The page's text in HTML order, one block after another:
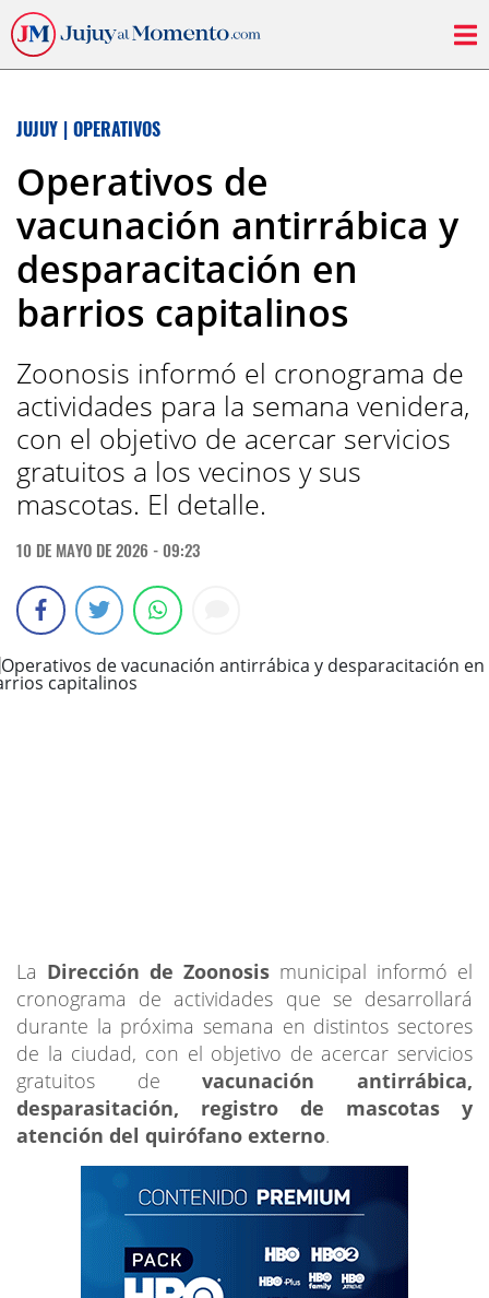
JUJUY | OPERATIVOS
Operativos de
vacunación antirrábica y
desparacitación en
barrios capitalinos
Zoonosis informó el cronograma de
actividades para la semana venidera,
con el objetivo de acercar servicios
gratuitos a los vecinos y sus
mascotas. El detalle.
10 DE MAYO DE 2026 - 09:23
La Dirección de Zoonosis municipal informó el
cronograma de actividades que se desarrollará
durante la próxima semana en distintos sectores
de la ciudad, con el objetivo de acercar servicios
gratuitos devacunación antirrábica,
desparasitación, registro de mascotas y
atención del quirófano externo.